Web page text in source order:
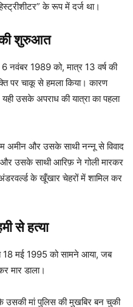
के रूप में दर्ज था।
की शुरुआत
6 नवंबर 1989 को, मात्र 13 वर्ष की
पर चाकू से हमला किया। कारण
उसके अपराध की यात्रा का पहला
अमीन और उसके साथी नन्नू से विवाद
उसके साथी आरिफ़ ने गोली मारकर
के खूँखार चेहरों में शामिल कर
से हत्या
18 मई 1995 को सामने आया, जब
मार डाला।
उसकी मां पुलिस की मुखबिर बन चुकी